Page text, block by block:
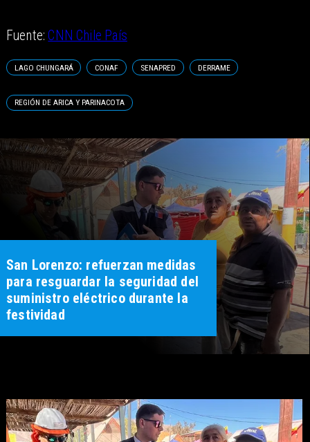
Fuente:CNN Chile País
LAGO CHUNGARÁ CONAF SENAPRED DERRAME
REGIÓN DE ARICA Y PARINACOTA
San Lorenzo: refuerzan medidas
para resguardar la seguridad del
suministro eléctrico durante la
festividad